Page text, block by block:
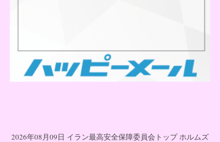
2026年08月09日 イラン最高安全保障委員会トップ ホルムズ